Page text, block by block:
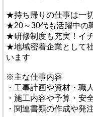
★持ち帰りの仕事は一
★20～30代も活躍中の
★研修制度も充実！イ
★地域密着企業として
います
※主な仕事内容
・工事計画や資材・職
・施工内容や予算・安
・関連書類の作成や発